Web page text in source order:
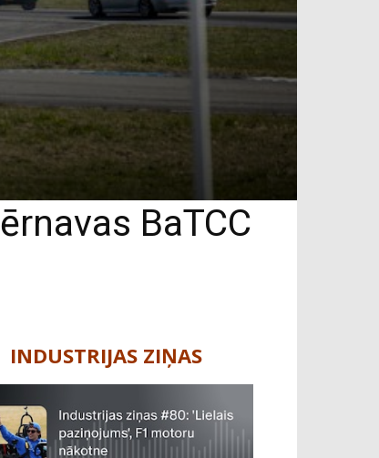
BaTCC
INDUSTRIJAS ZIŅAS